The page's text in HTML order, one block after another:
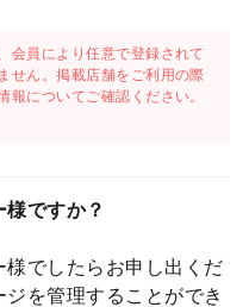
会員により任意で登録されて
せん。掲載店舗をご利用の際
報についてご確認ください。
ですか？
様でしたらお申し出くだ
を管理することができ